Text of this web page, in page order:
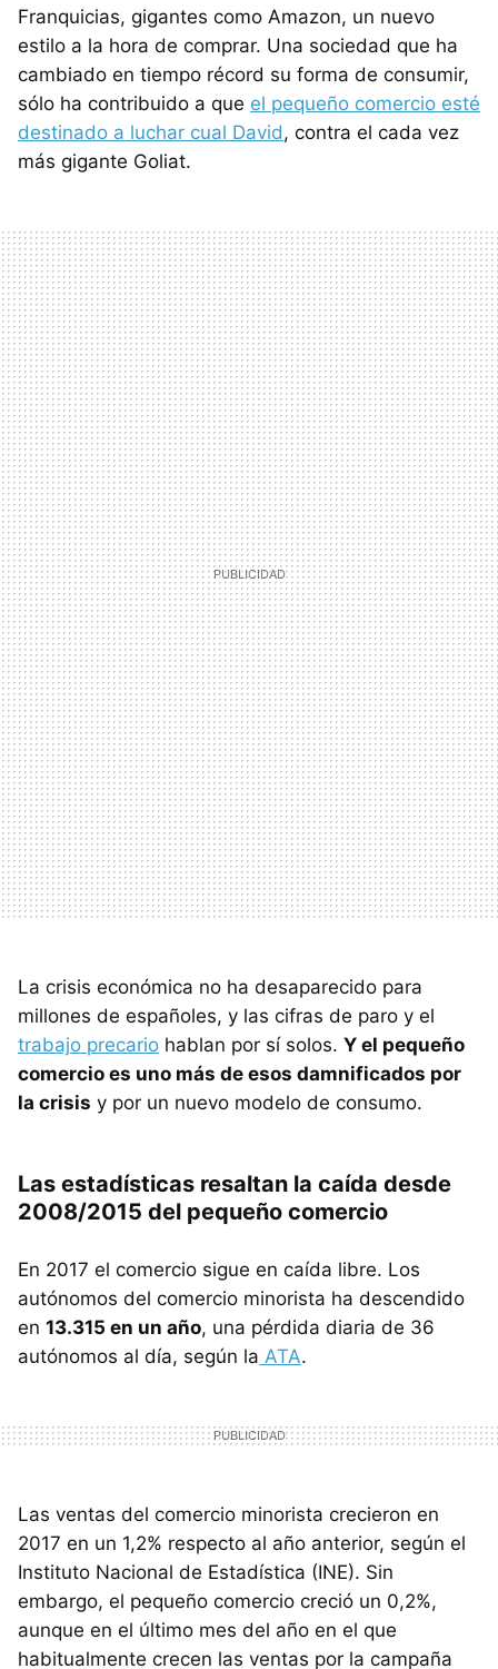
Franquicias, gigantes como Amazon, un nuevo
estilo a la hora de comprar. Una sociedad que ha
cambiado en tiempo récord su forma de consumir,
sólo ha contribuido a que el pequeño comercio esté
destinado a luchar cual David, contra el cada vez
más gigante Goliat.
La crisis económica no ha desaparecido para
millones de españoles, y las cifras de paro y el
trabajo precario hablan por sí solos. Y el pequeño
comercio es uno más de esos damnificados por
la crisis y por un nuevo modelo de consumo.
Las estadísticas resaltan la caída desde
2008/2015 del pequeño comercio
En 2017 el comercio sigue en caída libre. Los
autónomos del comercio minorista ha descendido
en 13.315 en un año, una pérdida diaria de 36
autónomos al día, según la ATA.
Las ventas del comercio minorista crecieron en
2017 en un 1,2% respecto al año anterior, según el
Instituto Nacional de Estadística (INE). Sin
embargo, el pequeño comercio creció un 0,2%,
aunque en el último mes del año en el que
habitualmente crecen las ventas por la campaña